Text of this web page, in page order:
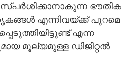
ഭൗതിക
എന്നിവയ്ക്ക് പുറമെ
എന്ന
മൂല്യമുള്ള ഡിജിറ്റല്‍